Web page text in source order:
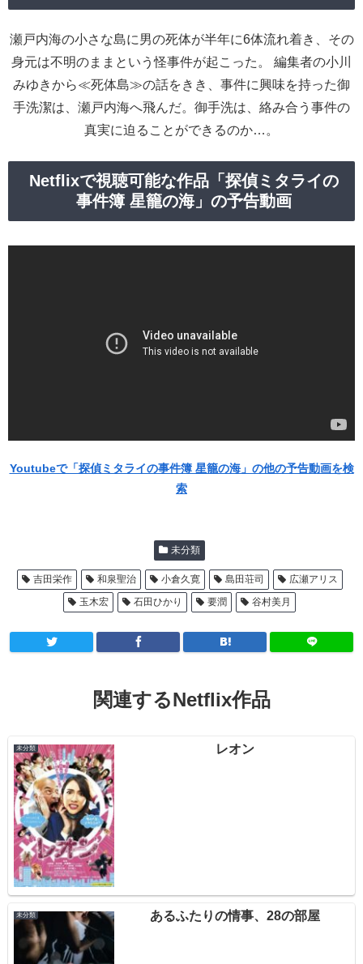
瀬戸内海の小さな島に男の死体が半年に6体流れ着き、その
身元は不明のままという怪事件が起こった。 編集者の小川
みゆきから≪死体島≫の話をきき、事件に興味を持った御
手洗潔は、瀬戸内海へ飛んだ。御手洗は、絡み合う事件の
真実に迫ることができるのか…。
Netflixで視聴可能な作品「探偵ミタライの
事件簿 星籠の海」の予告動画
Youtubeで「探偵ミタライの事件簿 星籠の海」の他の予告動画を検
索
未分類
吉田栄作 和泉聖治 小倉久寛 島田荘司
広瀬アリス
玉木宏
石田ひかり 要潤 谷村美月
関連するNetflix作品
未分類 レオン
未分類 あるふたりの情事、28の部屋